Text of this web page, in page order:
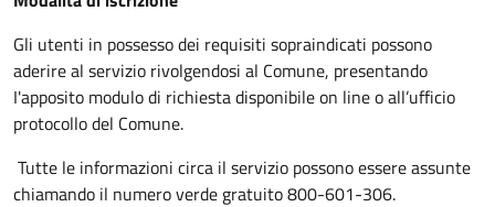
Gli utenti in possesso dei requisiti sopraindicati possono
aderire al servizio rivolgendosi al Comune, presentando
I'apposito modulo di richiesta disponibile on line o all’ufficio
protocollo del Comune.
Tutte le informazioni circa il servizio possono essere assunte
chiamando il numero verde gratuito 800-601-306.